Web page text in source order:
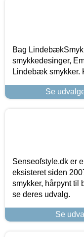
Bag
smykkedesinger,
Lindebæk smykker.
Se
Senseofstyle.dk er
eksisteret siden
smykker, hårpynt til
se deres udvalg.
Se